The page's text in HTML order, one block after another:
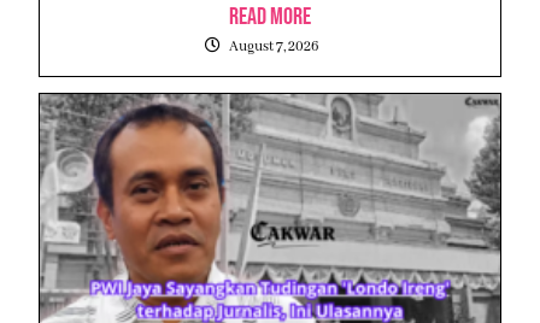
Read More
August 7, 2026